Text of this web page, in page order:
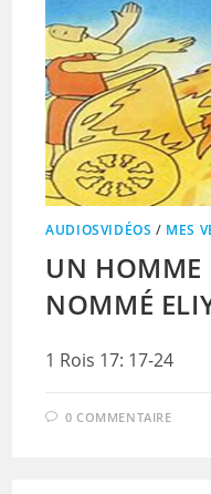
AUDIOSVIDÉOS / MES
UN HOMME
NOMMÉ
1 Rois 17: 17-24
0 COMMENTAIRE